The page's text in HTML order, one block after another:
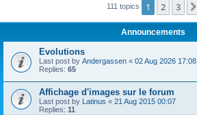
111 topics 1 2 3
Announcements
Evolutions
Last post by Andergassen « 02 Aug 2026 17:08
Replies: 65
Affichage d'images sur le forum
Last post by Latinus « 21 Aug 2015 00:07
Replies: 11